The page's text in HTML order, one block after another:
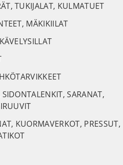
TUKIJALAT, KULMATUET
MÄKIKIILAT
SARANAT,
KUORMAVERKOT, PRESSUT,